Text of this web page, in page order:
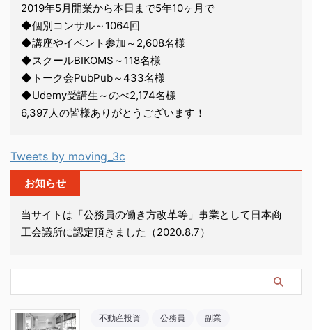
2019年5月開業から本日まで5年10ヶ月で
◆個別コンサル～1064回
◆講座やイベント参加～2,608名様
◆スクールBIKOMS～118名様
◆トーク会PubPub～433名様
◆Udemy受講生～のべ2,174名様
6,397人の皆様ありがとうございます！
Tweets by moving_3c
お知らせ
当サイトは「公務員の働き方改革等」事業として日本商
工会議所に認定頂きました（2020.8.7）
不動産投資 公務員 副業